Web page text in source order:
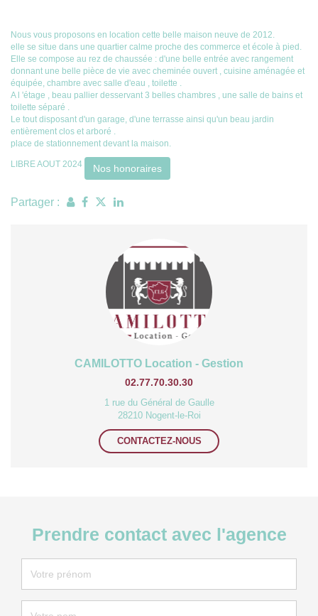
Nous vous proposons en location cette belle maison neuve de 2012.
elle se situe dans une quartier calme proche des commerce et école à pied.
Elle se compose au rez de chaussée : d'une belle entrée avec rangement
donnant une belle pièce de vie avec cheminée ouvert , cuisine aménagée et
équipée, chambre avec salle d'eau , toilette .
A l 'étage , beau pallier desservant 3 belles chambres , une salle de bains et
toilette séparé .
Le tout disposant d'un garage, d'une terrasse ainsi qu'un beau jardin
entièrement clos et arboré .
place de stationnement devant la maison.
LIBRE AOUT 2024 Nos honoraires
Partager :
CAMILOTTO Location - Gestion
02.77.70.30.30
1 rue du Général de Gaulle
28210 Nogent-le-Roi
CONTACTEZ-NOUS
Prendre contact avec l'agence